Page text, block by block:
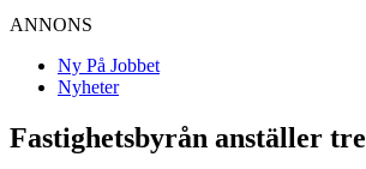
ANNONS
Ny På Jobbet
Nyheter
Fastighetsbyrån anställer tre